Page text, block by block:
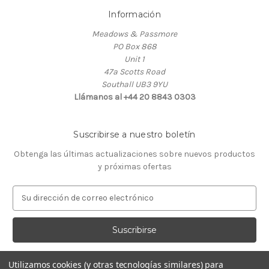
Información
Meadows & Passmore
PO Box 868
Unit 1
47a Scotts Road
Southall UB3 9YU
Llámanos al +44 20 8843 0303
Suscribirse a nuestro boletín
Obtenga las últimas actualizaciones sobre nuevos productos
y próximas ofertas
r
c
Utilizamos cookies (y otras tecnologías similares) para